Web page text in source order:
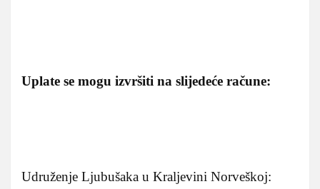
Uplate se mogu izvršiti na slijedeće račune:
Udruženje Ljubušaka u Kraljevini Norveškoj: